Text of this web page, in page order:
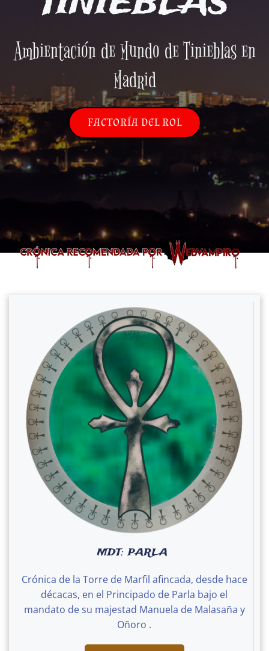
Ambientación de Mundo de Tinieblas en
Madrid
FACTORÍA DEL ROL
MDT: PARLA
Crónica de la Torre de Marfil afincada, desde hace
décacas, en el Principado de Parla bajo el
mandato de su majestad Manuela de Malasaña y
Oñoro .